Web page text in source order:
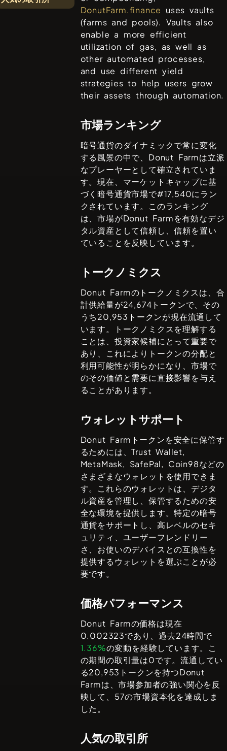
DonutFarm.finance uses vaults
(farms and pools). Vaults also
enable a more efficient
utilization of gas, as well as
other automated processes,
and use different yield
strategies to help users grow
their assets through automation.
市場ランキング
暗号通貨のダイナミックで常に変化
する風景の中で、 Donut Farmは立派
なプレーヤーとして確立されていま
す。現在、マーケットキャップに基
づく暗号通貨市場で#17,540にラン
クされています。このランキング
は、市場がDonut Farmを有効なデジ
タル資産として信頼し、信頼を置い
ていることを反映しています。
トークノミクス
Donut Farmのトークノミクスは、合
計供給量が24,674 トークンで、その
うち20,953 トークンが現在流通して
います。トークノミクスを理解する
ことは、投資家候補にとって重要で
あり、これによりトークンの分配と
利用可能性が明らかになり、市場で
のその価値と需要に直接影響を与え
ることがあります。
ウォレットサポート
Donut Farm トークンを安全に保管す
るためには、Trust Wallet,
MetaMask, SafePal, Coin98などの
さまざまなウォレットを使用できま
す。これらのウォレットは、デジタ
ル資産を管理し、保管するための安
全な環境を提供します。特定の暗号
通貨をサポートし、高レベルのセキ
ュリティ、ユーザーフレンドリー
さ、お使いのデバイスとの互換性を
提供するウォレットを選ぶことが必
要です。
価格パフォーマンス
Donut Farmの価格は現在
0.002323であり、過去24時間で
1.36%の変動を経験しています。こ
の期間の取引量は0です。流通してい
る20,953 トークンを持つDonut
Farmは、市場参加者の強い関心を反
映して、 57の市場資本化を達成しま
した。
人気の取引所